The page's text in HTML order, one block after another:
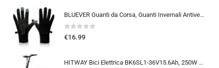
BLUEVER Guanti da Corsa, Guanti Invernali Antivento Touchscreen Guanti Sportivi Caldi Antiscivolo Idrorepellenti per Uomo Don
0out of 5
€16.99
HITWAY Bici Elettrica BK6SL1-36V15.6Ah, 250W E Bike da 20 pollici, Autonomia 70-150km, 7 Velocità, Controllo APP, Pieghevo…